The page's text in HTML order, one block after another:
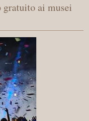
gratuito ai musei